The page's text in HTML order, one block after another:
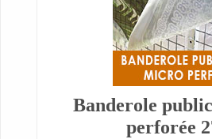
Banderole
perforée